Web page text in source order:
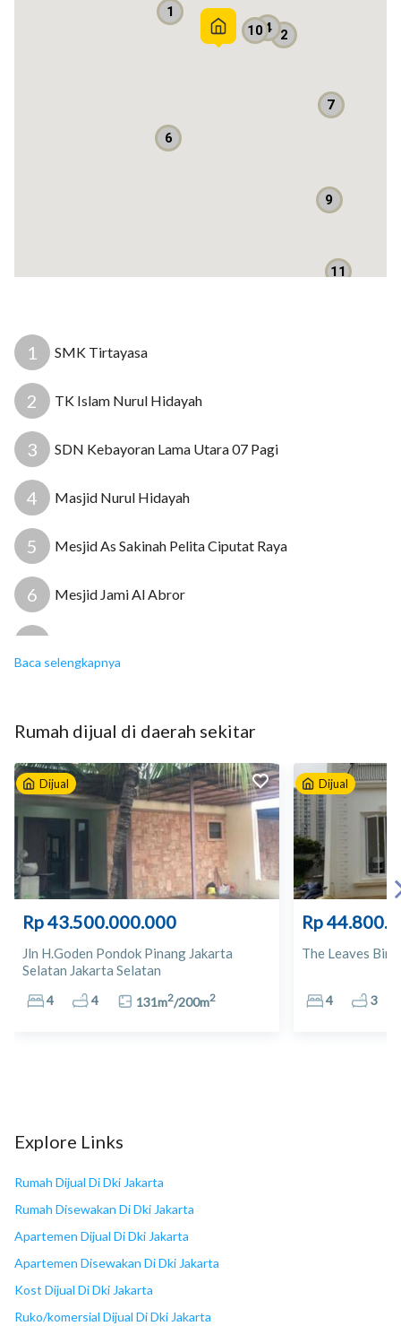
Harga : Rp 4.695 miliar nego
1
2
4
6
7
9
10
11
1 SMK Tirtayasa
2 TK Islam Nurul Hidayah
3 SDN Kebayoran Lama Utara 07 Pagi
4 Masjid Nurul Hidayah
5 Mesjid As Sakinah Pelita Ciputat Raya
6 Mesjid Jami Al Abror
7
9 Klinik Tanah Kusir
10 Apotek Bendi
Apotek K24
12 Century
13 Lotte Mart Gandaria City
14
18 Plaza 5 Pondok Indah
Baca selengkapnya
Rumah dijual di daerah sekitar
Dijual
Rp 43.500.000.000
Jln H.Goden Pondok Pinang Jakarta
Selatan Jakarta Selatan
4 4 131m2/200m2
Dijual
Rp
The Leaves
4 3
Explore Links
Rumah Dijual Di Dki Jakarta
Rumah Disewakan Di Dki Jakarta
Apartemen Dijual Di Dki Jakarta
Apartemen Disewakan Di Dki Jakarta
Kost Dijual Di Dki Jakarta
Ruko/komersial Dijual Di Dki Jakarta